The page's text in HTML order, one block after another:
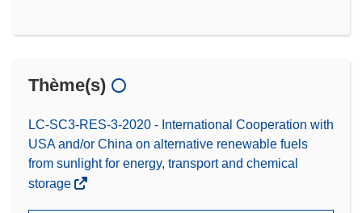
Thème(s)
LC-SC3-RES-3-2020 - International Cooperation with
USA and/or China on alternative renewable fuels
from sunlight for energy, transport and chemical
storage